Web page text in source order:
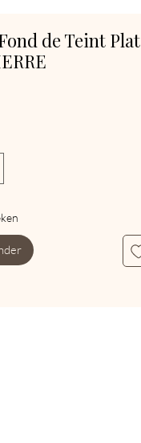
de Teint Plat